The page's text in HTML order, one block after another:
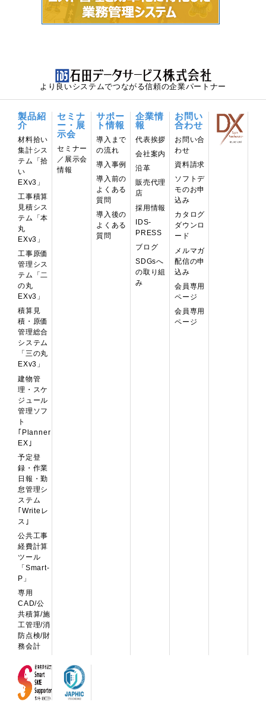
より良いシステムでつながる信頼の企業パートナー
製品紹
介
材料拾い
集計シス
テム「拾
い
EXv3」
工事積算
見積シス
テム「本
丸
EXv3」
工事原価
管理シス
テム「二
の丸
EXv3」
積算見
積・原価
管理総合
システム
「三の丸
EXv3」
建物管
理・スケ
ジュール
管理ソフ
ト
｢Planner
EX｣
予定登
録・作業
日報・勤
怠管理シ
ステム
｢Writeレ
ス｣
公共工事
経費計算
ツール
「Smart-
P」
専用
CAD/公
共積算/施
工管理/消
防点検/財
務会計
セミナ
ー・展
示会
セミナー
／展示会
情報
サポー
ト情報
導⼊まで
の流れ
導入事例
導入前の
よくある
質問
導入後の
よくある
質問
企業情
報
代表挨拶
会社案内
沿革
販売代理
店
採用情報
IDS-
PRESS
ブログ
SDGsへ
の取り組
み
お問い
合わせ
お問い合
わせ
資料請求
ソフトデ
モのお申
込み
カタログ
ダウンロ
ード
メルマガ
配信の申
込み
会員専用
ページ
会員専用
ページ